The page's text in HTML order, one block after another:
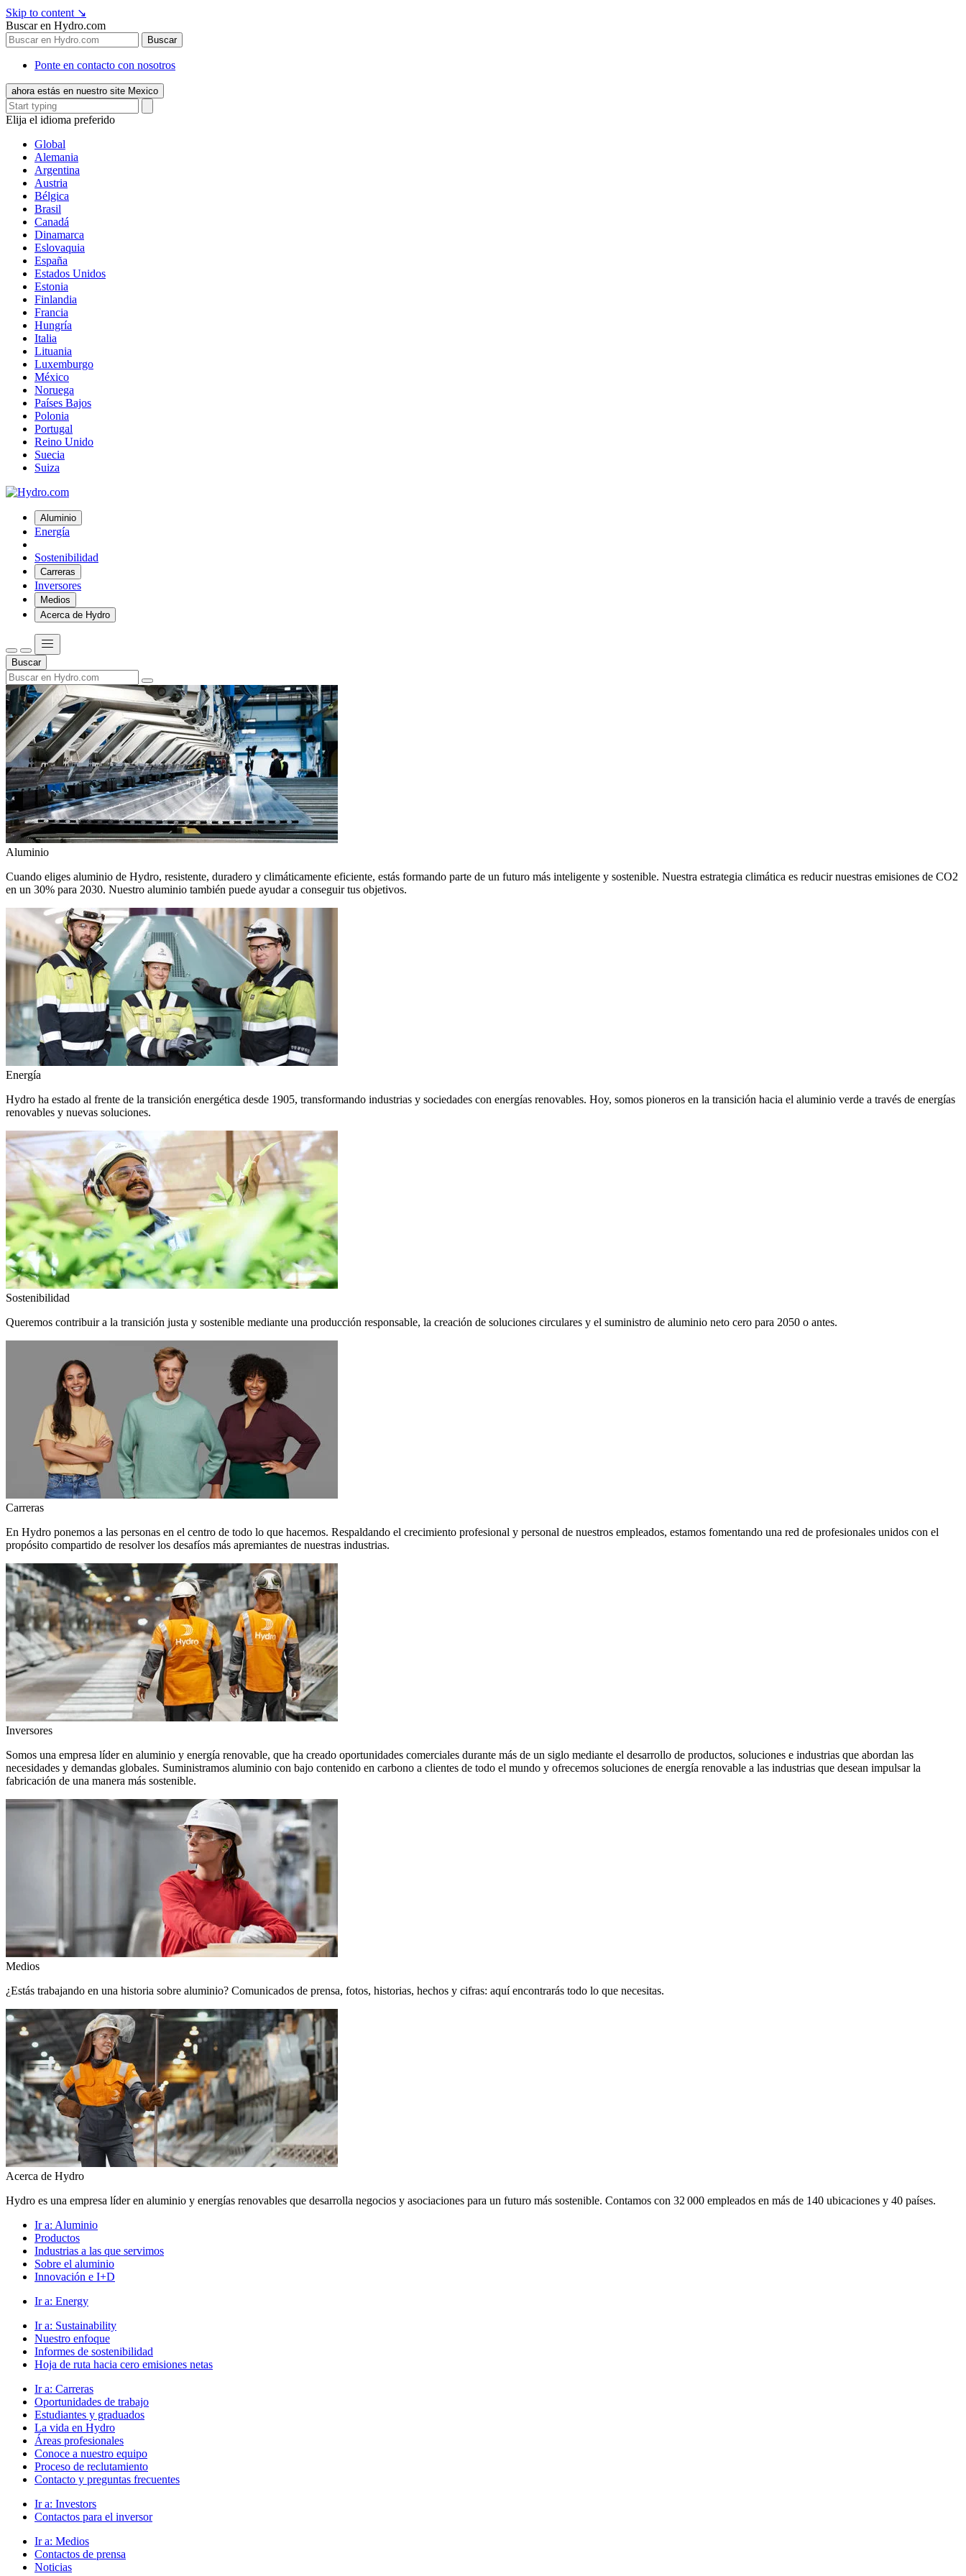
Skip to content ↘
Buscar en Hydro.com
Buscar
Ponte en contacto con nosotros
ahora estás en nuestro site Mexico
Elija el idioma preferido
Global
Alemania
Argentina
Austria
Bélgica
Brasil
Canadá
Dinamarca
Eslovaquia
España
Estados Unidos
Estonia
Finlandia
Francia
Hungría
Italia
Lituania
Luxemburgo
México
Noruega
Países Bajos
Polonia
Portugal
Reino Unido
Suecia
Suiza
Aluminio
Energía
Sostenibilidad
Carreras
Inversores
Medios
Acerca de Hydro
Buscar
Aluminio
Cuando eliges aluminio de Hydro, resistente, duradero y climáticamente eficiente, estás formando parte de un futuro más inteligente y sostenible. Nuestra estrategia climática es reducir nuestras emisiones de CO2
en un 30% para 2030. Nuestro aluminio también puede ayudar a conseguir tus objetivos.
Energía
Hydro ha estado al frente de la transición energética desde 1905, transformando industrias y sociedades con energías renovables. Hoy, somos pioneros en la transición hacia el aluminio verde a través de energías
renovables y nuevas soluciones.
Sostenibilidad
Queremos contribuir a la transición justa y sostenible mediante una producción responsable, la creación de soluciones circulares y el suministro de aluminio neto cero para 2050 o antes.
Carreras
En Hydro ponemos a las personas en el centro de todo lo que hacemos. Respaldando el crecimiento profesional y personal de nuestros empleados, estamos fomentando una red de profesionales unidos con el
propósito compartido de resolver los desafíos más apremiantes de nuestras industrias.
Inversores
Somos una empresa líder en aluminio y energía renovable, que ha creado oportunidades comerciales durante más de un siglo mediante el desarrollo de productos, soluciones e industrias que abordan las
necesidades y demandas globales. Suministramos aluminio con bajo contenido en carbono a clientes de todo el mundo y ofrecemos soluciones de energía renovable a las industrias que desean impulsar la
fabricación de una manera más sostenible.
Medios
¿Estás trabajando en una historia sobre aluminio? Comunicados de prensa, fotos, historias, hechos y cifras: aquí encontrarás todo lo que necesitas.
Acerca de Hydro
Hydro es una empresa líder en aluminio y energías renovables que desarrolla negocios y asociaciones para un futuro más sostenible. Contamos con 32 000 empleados en más de 140 ubicaciones y 40 países.
Ir a: Aluminio
Productos
Industrias a las que servimos
Sobre el aluminio
Innovación e I+D
Ir a: Energy
Ir a: Sustainability
Nuestro enfoque
Informes de sostenibilidad
Hoja de ruta hacia cero emisiones netas
Ir a: Carreras
Oportunidades de trabajo
Estudiantes y graduados
La vida en Hydro
Áreas profesionales
Conoce a nuestro equipo
Proceso de reclutamiento
Contacto y preguntas frecuentes
Ir a: Investors
Contactos para el inversor
Ir a: Medios
Contactos de prensa
Noticias